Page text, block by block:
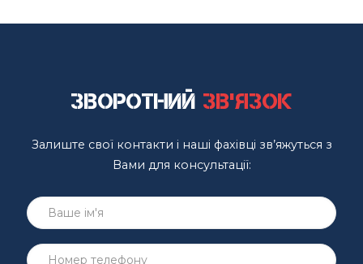
Зворотний зв'язок
Залиште свої контакти і наші фахівці зв’яжуться з
Вами для консультації: